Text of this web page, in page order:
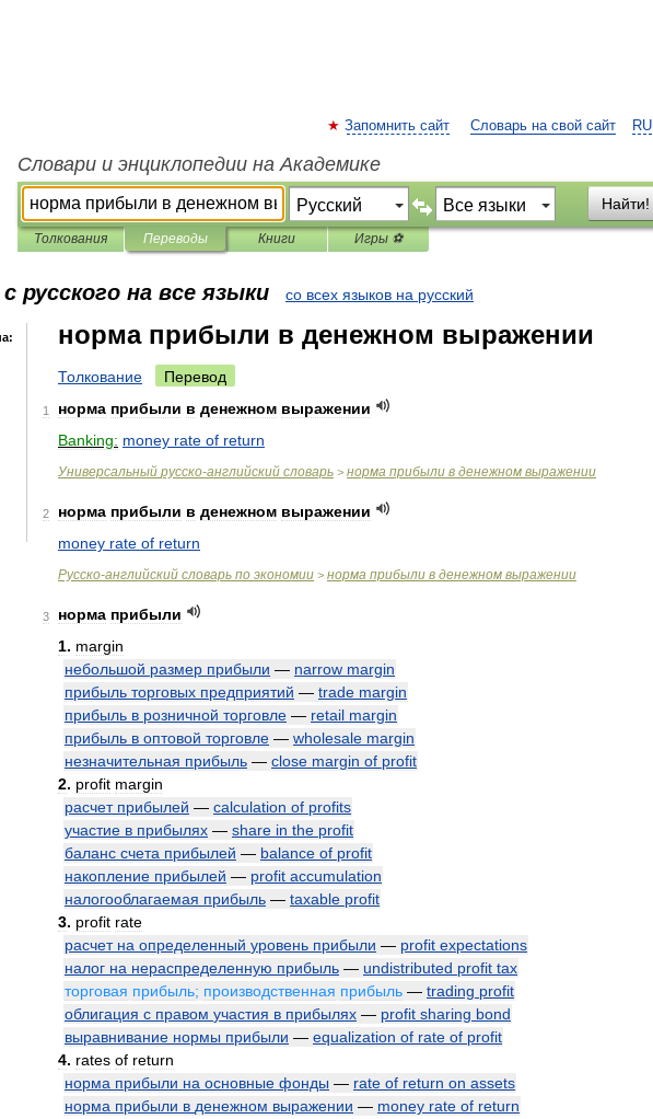
RU
Запомнить сайт Словарь на свой сайт
Словари и энциклопедии на Академике
Найти!
Толкования Переводы Книги Игры ⚽
с русского на все языки со всех языков на русский
норма прибыли в денежном выражении
Толкование Перевод
1 норма прибыли в денежном выражении
Banking: money rate of return
Универсальный русско-английский словарь > норма прибыли в денежном выражении
2 норма прибыли в денежном выражении
money rate of return
Русско-английский словарь по экономии > норма прибыли в денежном выражении
3 норма прибыли
1. margin
небольшой размер прибыли — narrow margin
прибыль торговых предприятий — trade margin
прибыль в розничной торговле — retail margin
прибыль в оптовой торговле — wholesale margin
незначительная прибыль — close margin of profit
2. profit margin
расчет прибылей — calculation of profits
участие в прибылях — share in the profit
баланс счета прибылей — balance of profit
накопление прибылей — profit accumulation
налогооблагаемая прибыль — taxable profit
3. profit rate
расчет на определенный уровень прибыли — profit expectations
налог на нераспределенную прибыль — undistributed profit tax
торговая прибыль; производственная прибыль — trading profit
облигация с правом участия в прибылях — profit sharing bond
выравнивание нормы прибыли — equalization of rate of profit
4. rates of return
норма прибыли на основные фонды — rate of return on assets
норма прибыли в денежном выражении — money rate of return